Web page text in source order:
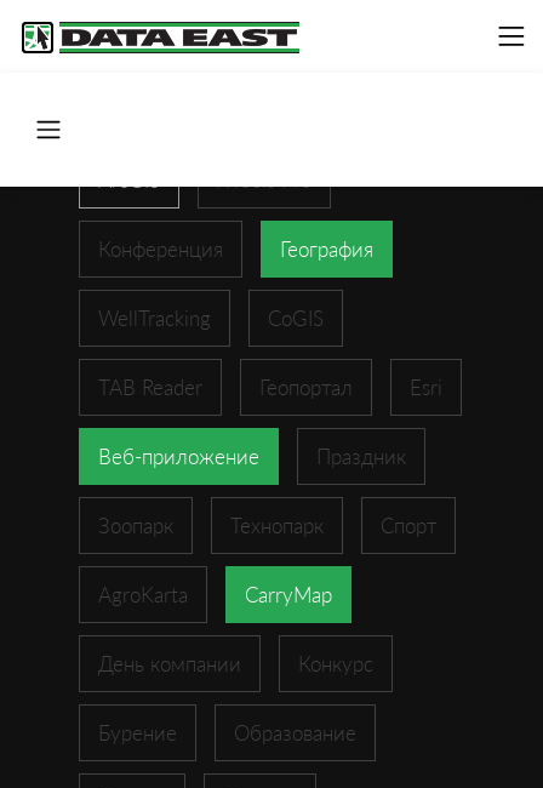
Конференция География
WellTracking CoGIS
TAB Reader Геопортал Esri
Веб-приложение Праздник
Зоопарк Технопарк Спорт
AgroKarta CarryMap
День компании Конкурс
Бурение Образование